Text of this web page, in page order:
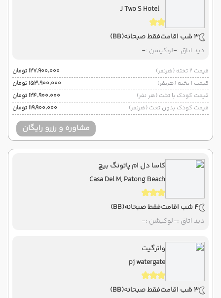
J Two S Hotel
3 شب اقامت فقط صبحانه(BB)
دید اتاق :-لوکیشن :-
قیمت 2 تخته (هرنفر)
۱۲۷٬۹۰۰٬۰۰۰ تومان
قیمت 1 تخته (هرنفر)
۱۵۳٬۹۰۰٬۰۰۰ تومان
قیمت کودک با تخت (هر نفر)
۱۲۴٬۹۰۰٬۰۰۰ تومان
قیمت کودک بدون تخت (هرنفر)
۱۱۹٬۹۰۰٬۰۰۰ تومان
مشاوره و رزرو رایگان
کاسا دل ام پاتونگ بیچ
Casa Del M, Patong Beach
4 شب اقامت فقط صبحانه(BB)
دید اتاق :-لوکیشن :-
واترگیت
pj watergate
3 شب اقامت فقط صبحانه(BB)